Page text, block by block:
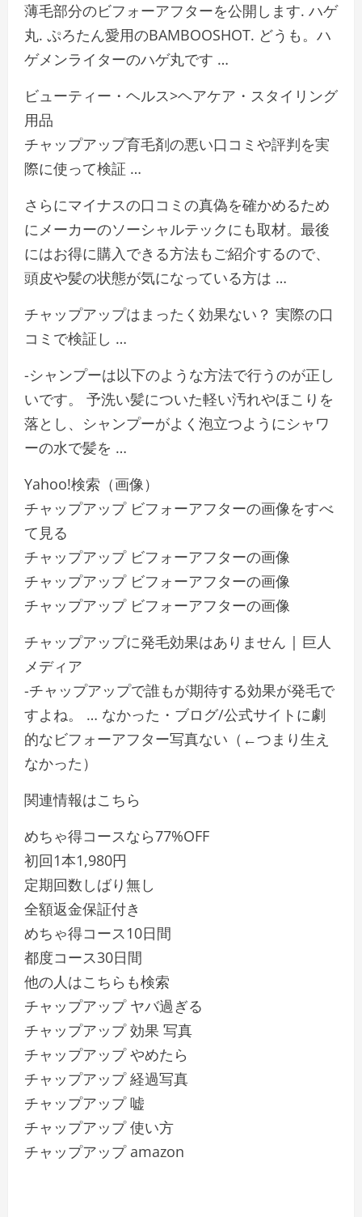
薄毛部分のビフォーアフターを公開します. ハゲ
丸. ぷろたん愛用のBAMBOOSHOT. どうも。ハ
ゲメンライターのハゲ丸です …
ビューティー・ヘルス>ヘアケア・スタイリング
用品
チャップアップ育毛剤の悪い口コミや評判を実
際に使って検証 …
さらにマイナスの口コミの真偽を確かめるため
にメーカーのソーシャルテックにも取材。最後
にはお得に購入できる方法もご紹介するので、
頭皮や髪の状態が気になっている方は …
チャップアップはまったく効果ない？ 実際の口
コミで検証し …
-シャンプーは以下のような方法で行うのが正し
いです。 予洗い髪についた軽い汚れやほこりを
落とし、シャンプーがよく泡立つようにシャワ
ーの水で髪を …
Yahoo!検索（画像）
チャップアップ ビフォーアフターの画像をすべ
て見る
チャップアップ ビフォーアフターの画像
チャップアップ ビフォーアフターの画像
チャップアップ ビフォーアフターの画像
チャップアップに発毛効果はありません | 巨人
メディア
-チャップアップで誰もが期待する効果が発毛で
すよね。 … なかった・ブログ/公式サイトに劇
的なビフォーアフター写真ない（←つまり生え
なかった）
関連情報はこちら
めちゃ得コースなら77%OFF
初回1本1,980円
定期回数しばり無し
全額返金保証付き
めちゃ得コース10日間
都度コース30日間
他の人はこちらも検索
チャップアップ ヤバ過ぎる
チャップアップ 効果 写真
チャップアップ やめたら
チャップアップ 経過写真
チャップアップ 嘘
チャップアップ 使い方
チャップアップ amazon